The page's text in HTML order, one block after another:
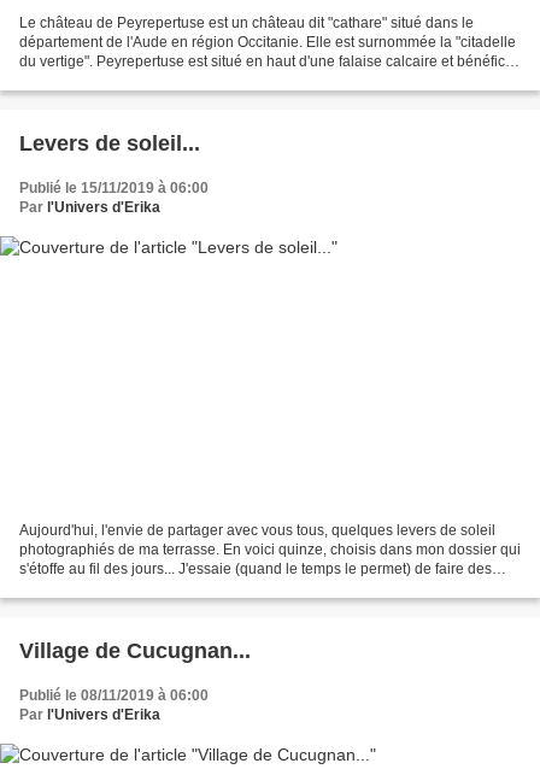
Le château de Peyrepertuse est un château dit "cathare" situé dans le
département de l'Aude en région Occitanie. Elle est surnommée la "citadelle
du vertige". Peyrepertuse est situé en haut d'une falaise calcaire et bénéficie
Levers de soleil...
Publié le 15/11/2019 à 06:00
Par l'Univers d'Erika
Aujourd'hui, l'envie de partager avec vous tous, quelques levers de soleil
photographiés de ma terrasse. En voici quinze, choisis dans mon dossier qui
s'étoffe au fil des jours... J'essaie (quand le temps le permet) de faire des
Village de Cucugnan...
Publié le 08/11/2019 à 06:00
Par l'Univers d'Erika